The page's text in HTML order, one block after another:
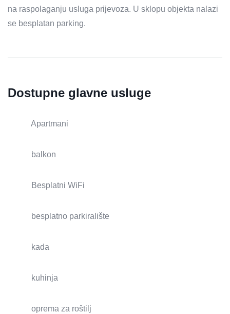
na raspolaganju usluga prijevoza. U sklopu objekta nalazi
se besplatan parking.
Dostupne glavne usluge
Apartmani
balkon
Besplatni WiFi
besplatno parkiralište
kada
kuhinja
oprema za roštilj